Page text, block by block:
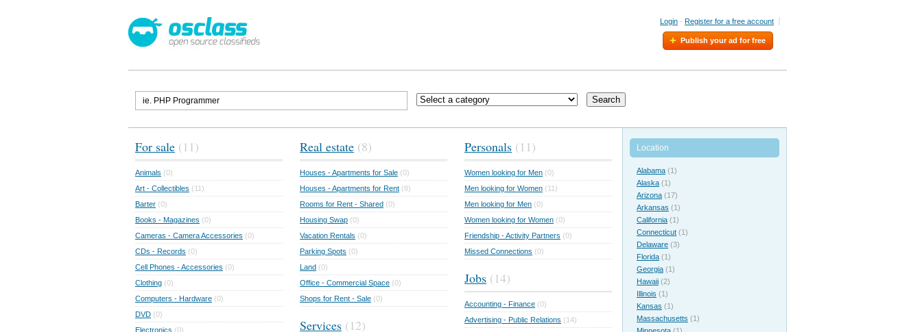
Login · Register for a free account
Publish your ad for free
Search
For sale (11)
Animals (0)
Art - Collectibles (11)
Barter (0)
Books - Magazines (0)
Cameras - Camera Accessories (0)
CDs - Records (0)
Cell Phones - Accessories (0)
Clothing (0)
Computers - Hardware (0)
DVD (0)
Electronics (0)
Real estate (8)
Houses - Apartments for Sale (0)
Houses - Apartments for Rent (8)
Rooms for Rent - Shared (0)
Housing Swap (0)
Vacation Rentals (0)
Parking Spots (0)
Land (0)
Office - Commercial Space (0)
Shops for Rent - Sale (0)
Services (12)
Personals (11)
Women looking for Men (0)
Men looking for Women (11)
Men looking for Men (0)
Women looking for Women (0)
Friendship - Activity Partners (0)
Missed Connections (0)
Jobs (14)
Accounting - Finance (0)
Advertising - Public Relations (14)
Location
Alabama (1)
Alaska (1)
Arizona (17)
Arkansas (1)
California (1)
Connecticut (1)
Delaware (3)
Florida (1)
Georgia (1)
Hawaii (2)
Illinois (1)
Kansas (1)
Massachusetts (1)